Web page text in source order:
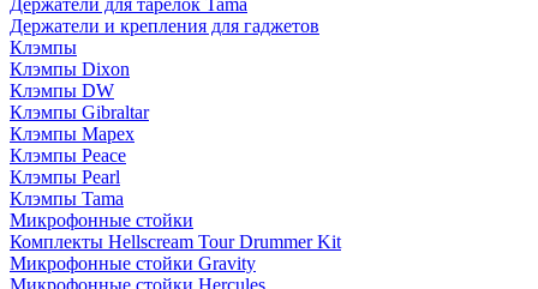
Держатели для тарелок Tama
Держатели и крепления для гаджетов
Клэмпы
Клэмпы Dixon
Клэмпы DW
Клэмпы Gibraltar
Клэмпы Mapex
Клэмпы Peace
Клэмпы Pearl
Клэмпы Tama
Микрофонные стойки
Комплекты Hellscream Tour Drummer Kit
Микрофонные стойки Gravity
Микрофонные стойки Hercules